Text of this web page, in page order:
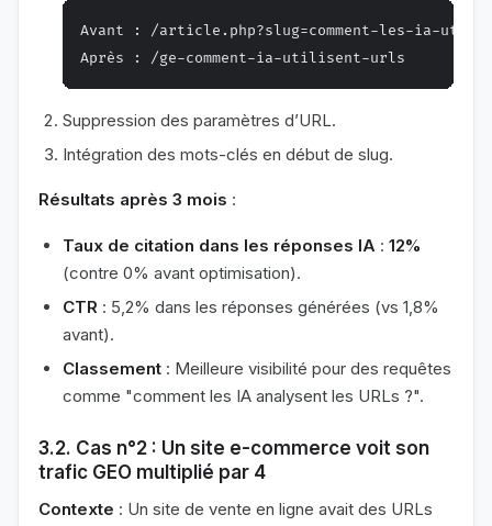
Avant : /article.php?slug=comment-les-ia-
Suppression des paramètres d’URL.
Intégration des mots-clés en début de slug.
Résultats après 3 mois :
Taux de citation dans les réponses IA : 12%
(contre 0% avant optimisation).
CTR : 5,2% dans les réponses générées (vs 1,8%
avant).
Classement : Meilleure visibilité pour des requêtes
comme "comment les IA analysent les URLs ?".
3.2. Cas n°2 : Un site e-commerce voit son
trafic GEO multiplié par 4
Contexte : Un site de vente en ligne avait des URLs